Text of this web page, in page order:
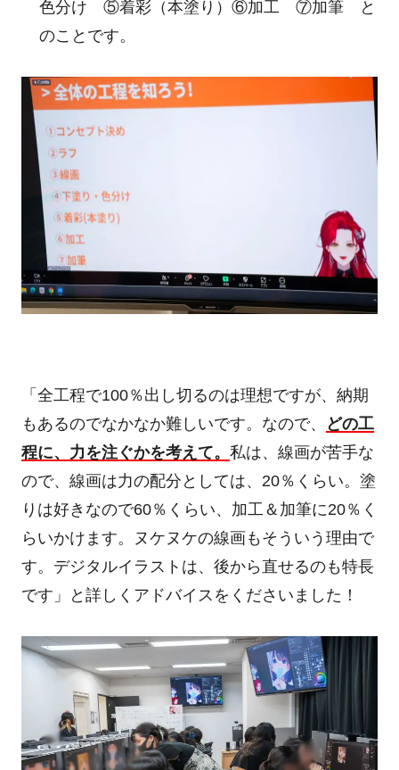
色分け ⑤着彩（本塗り）⑥加工 ⑦加筆
と
のことです。
「全工程で100％出し切るのは理想ですが、納期
もあるのでなかなか難しいです。なので、
どの工
程に、力を注ぐかを考えて。 私は、線画が苦手な
ので、線画は力の配分としては、 20％くらい。塗
りは好きなので60％くらい、加工＆加筆に20％く
らいかけます。ヌケヌケの線画もそういう理由で
す。デジタルイラストは、後から直せるのも特長
です」
と詳しくアドバイスをくださいました！